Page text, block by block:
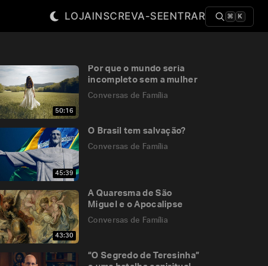
LOJAINSCREVA-SEENTRAR ⌘ K
50:16
Por que o mundo seria
incompleto sem a mulher
Conversas de Família
45:39
O Brasil tem salvação?
Conversas de Família
43:30
A Quaresma de São
Miguel e o Apocalipse
Conversas de Família
“O Segredo de Teresinha”